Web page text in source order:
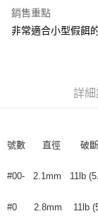
合作金庫商業銀行
華南商業銀行
匯豐（台灣）商
玉山商業銀行
Apple Pay
1.本服務由台灣大哥
流程，驗證手機門號
4.訂單成立30分鐘
AFTEE先享後付
【關於「AFTEE先享
便利好安心！
銷售重點
非常適合小型假餌
詳細
號數 直徑 破斷
#00- 2.1mm 11lb
#0 2.8mm 11lb